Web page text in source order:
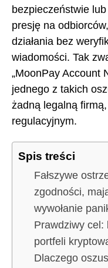
bezpieczeństwie
presję na
działania bez
wiadomości. Tak
„MoonPay Account
jednego z takich
żadną legalną
regulacyjnym.
Spis treści
Fałszywe
zgodności,
wywołanie
Prawdziwy cel:
portfeli
Dlaczego